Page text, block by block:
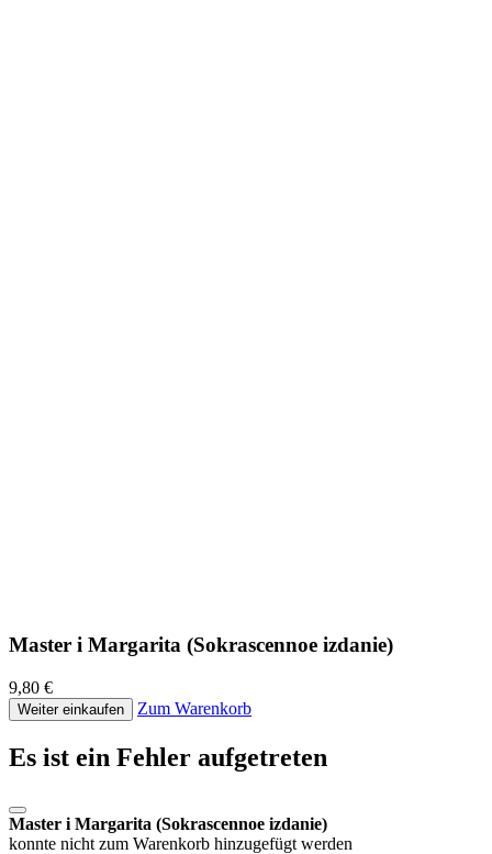
Master i Margarita (Sokrascennoe izdanie)
9,80 €
Weiter einkaufen Zum Warenkorb
Es ist ein Fehler aufgetreten
Master i Margarita (Sokrascennoe izdanie)
konnte nicht zum Warenkorb hinzugefügt werden